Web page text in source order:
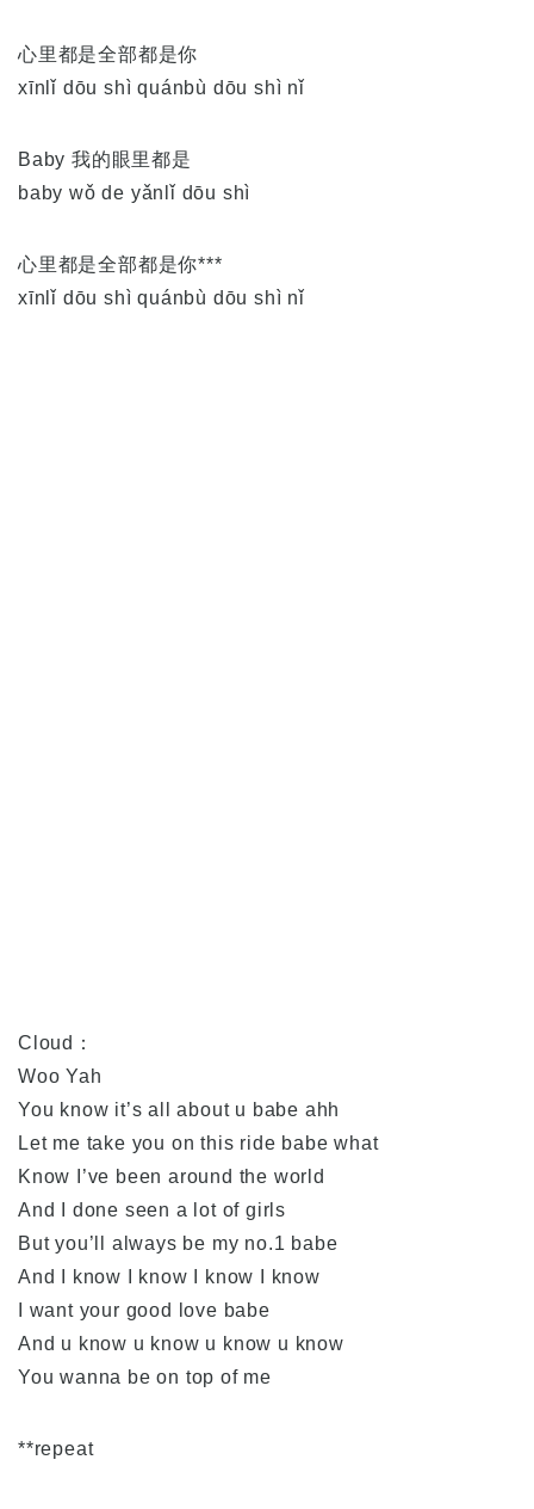
心里都是全部都是你
xīnlǐ dōu shì quánbù dōu shì nǐ
Baby 我的眼里都是
baby wǒ de yǎnlǐ dōu shì
心里都是全部都是你***
xīnlǐ dōu shì quánbù dōu shì nǐ
Cloud：
Woo Yah
You know it’s all about u babe ahh
Let me take you on this ride babe what
Know I’ve been around the world
And I done seen a lot of girls
But you’ll always be my no.1 babe
And I know I know I know I know
I want your good love babe
And u know u know u know u know
You wanna be on top of me
**repeat